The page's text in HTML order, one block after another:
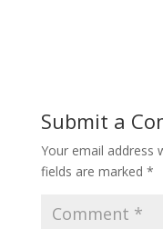
Submit a
Your email address
fields are marked *